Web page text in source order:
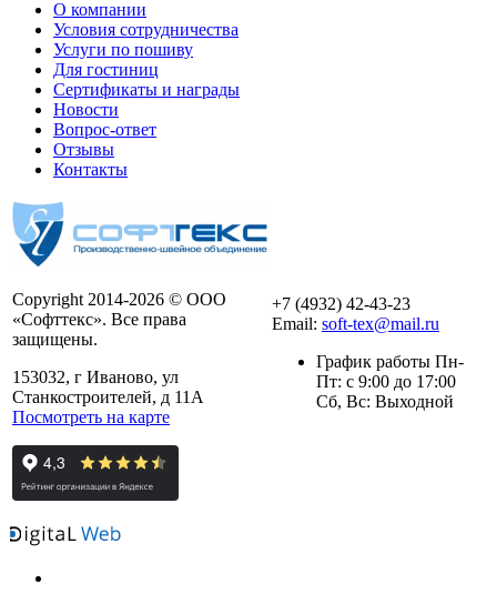
О компании
Условия сотрудничества
Услуги по пошиву
Для гостиниц
Сертификаты и награды
Новости
Вопрос-ответ
Отзывы
Контакты
Copyright 2014-2026 © ООО
«Софттекс». Все права
защищены.
153032, г Иваново, ул
Станкостроителей, д 11А
Посмотреть на карте
+7 (4932) 42-43-23
Email: soft-tex@mail.ru
График работы Пн-
Пт: с 9:00 до 17:00
Сб, Вс: Выходной